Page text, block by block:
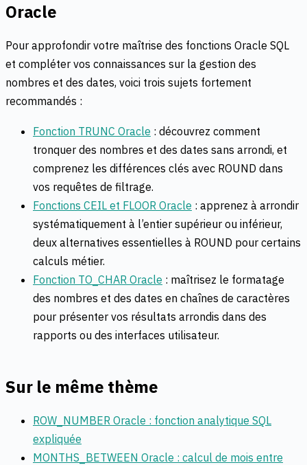
Oracle
Pour approfondir votre maîtrise des fonctions Oracle SQL
et compléter vos connaissances sur la gestion des
nombres et des dates, voici trois sujets fortement
recommandés :
Fonction TRUNC Oracle : découvrez comment
tronquer des nombres et des dates sans arrondi, et
comprenez les différences clés avec ROUND dans
vos requêtes de filtrage.
Fonctions CEIL et FLOOR Oracle : apprenez à arrondir
systématiquement à l’entier supérieur ou inférieur,
deux alternatives essentielles à ROUND pour certains
calculs métier.
Fonction TO_CHAR Oracle : maîtrisez le formatage
des nombres et des dates en chaînes de caractères
pour présenter vos résultats arrondis dans des
rapports ou des interfaces utilisateur.
Sur le même thème
ROW_NUMBER Oracle : fonction analytique SQL
expliquée
MONTHS_BETWEEN Oracle : calcul de mois entre